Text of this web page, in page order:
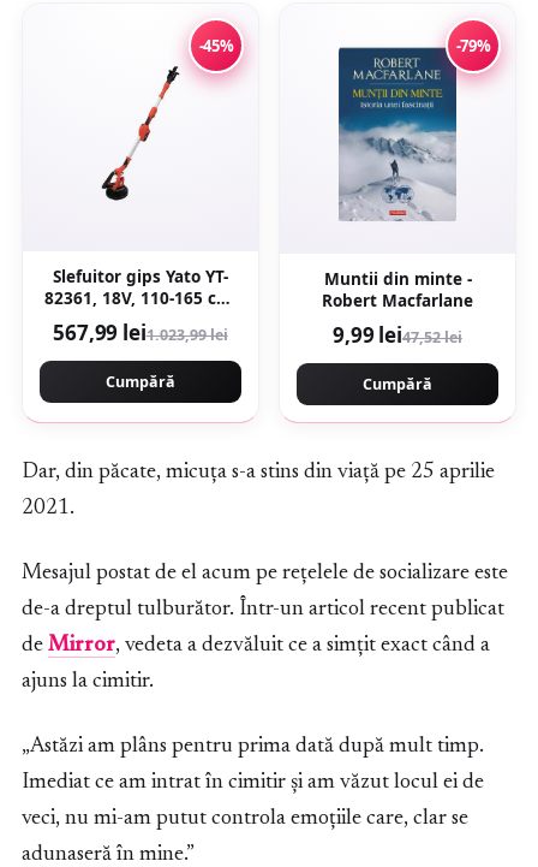
-45%
Slefuitor gips Yato YT-
82361, 18V, 110-165 cm,
600-1200 rpm, 215 mm,
set cu 6 discuri, fara
acumulator si incarcator
567,99 lei1.023,99 lei
Cumpără
-79%
Muntii din minte -
Robert Macfarlane
9,99 lei47,52 lei
Cumpără
Dar, din păcate, micuța s-a stins din viață pe 25 aprilie
2021.
Mesajul postat de el acum pe rețelele de socializare este
de-a dreptul tulburător. Într-un articol recent publicat
de Mirror, vedeta a dezvăluit ce a simțit exact când a
ajuns la cimitir.
„Astăzi am plâns pentru prima dată după mult timp.
Imediat ce am intrat în cimitir și am văzut locul ei de
veci, nu mi-am putut controla emoțiile care, clar se
adunaseră în mine.”